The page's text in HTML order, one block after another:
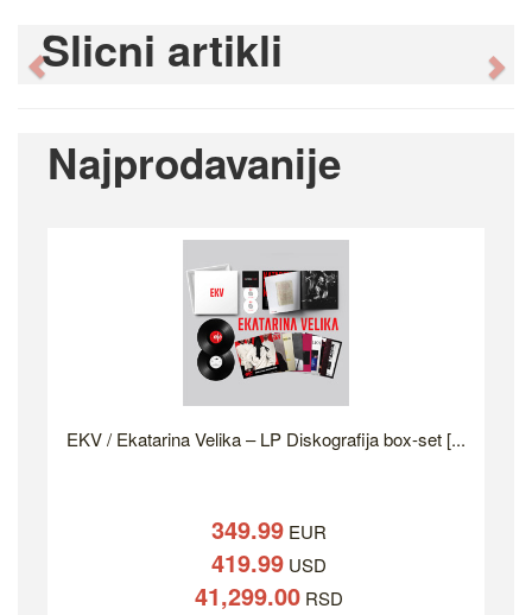
Slicni artikli
Previous
Najprodavanije
EKV / Ekatarina Velika – LP Diskografija box-set [...
349.99 EUR
419.99 USD
41,299.00 RSD